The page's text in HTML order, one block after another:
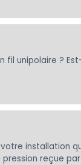
unipolaire ?
installation
reçue